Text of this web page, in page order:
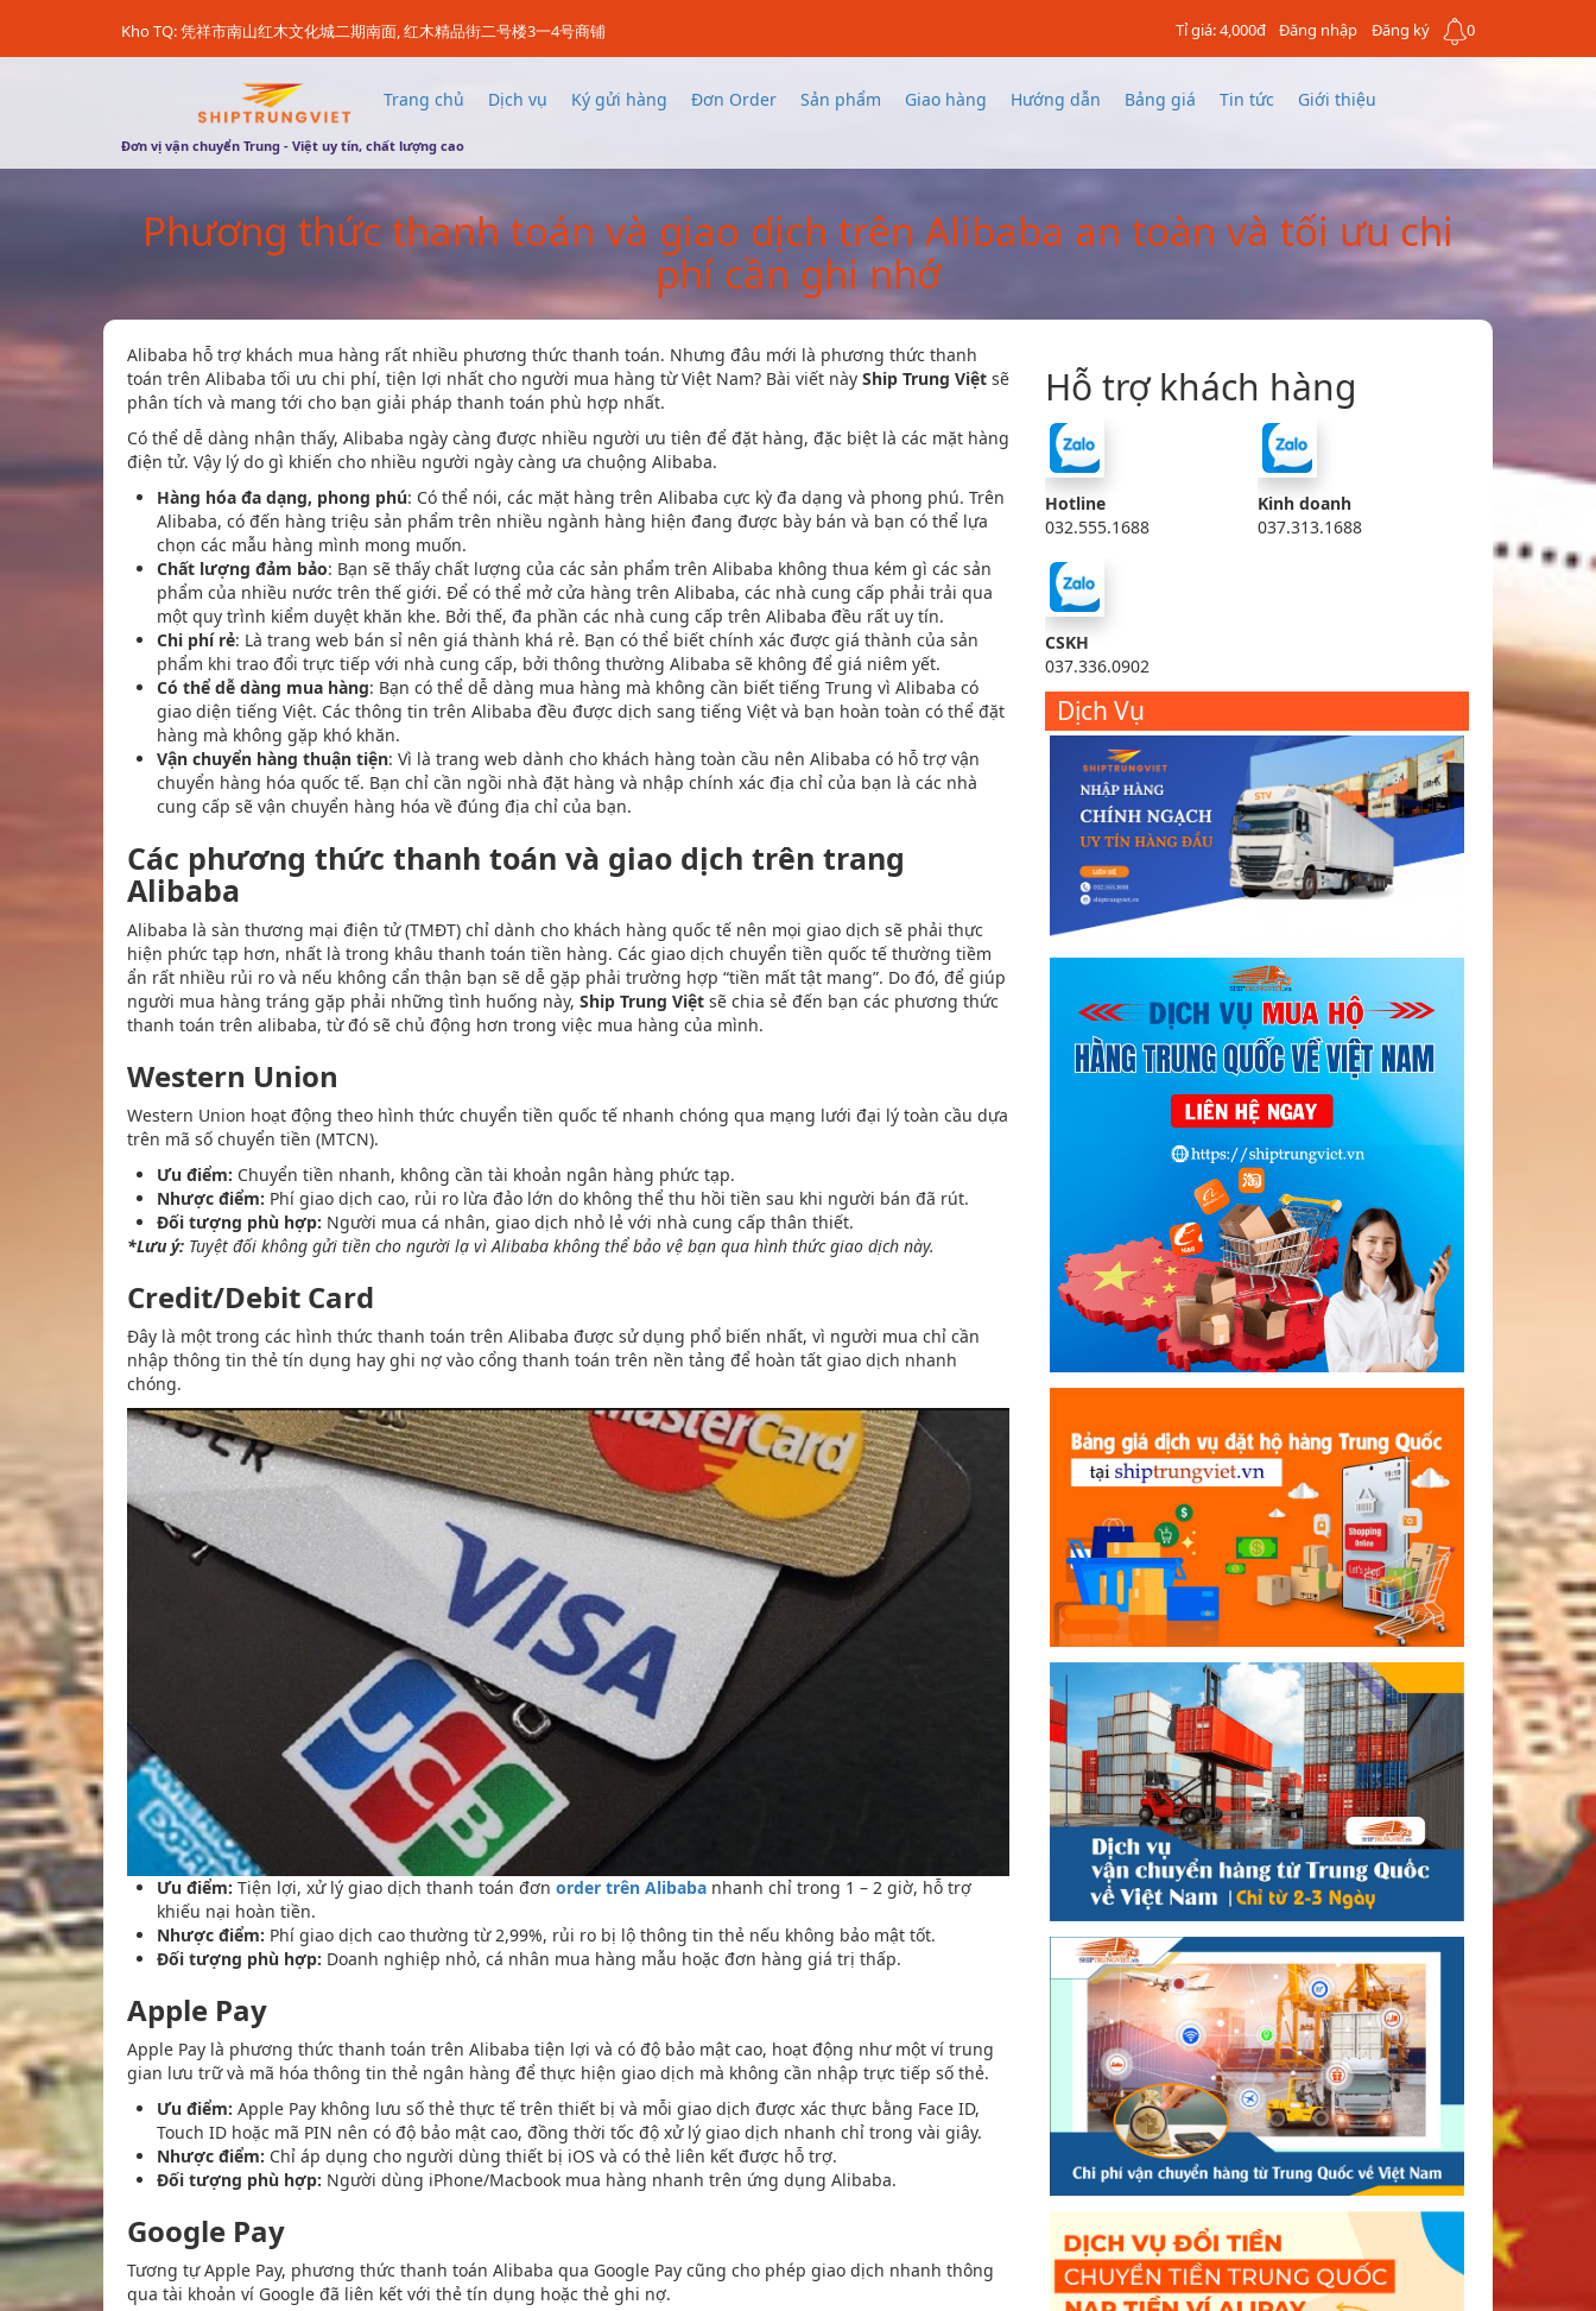
Kho TQ: 凭祥市南山红木文化城二期南面, 红木精品街二号楼3一4号商铺 Tỉ giá: 4,000đ Đăng nhập Đăng ký 0
Trang chủ Dịch vụ Ký gửi hàng Đơn Order Sản phẩm Giao hàng Hướng dẫn Bảng giá Tin tức Giới thiệu
Đơn vị vận chuyển Trung - Việt uy tín, chất lượng cao
Phương thức thanh toán và giao dịch trên Alibaba an toàn và tối ưu chi
phí cần ghi nhớ
Alibaba hỗ trợ khách mua hàng rất nhiều phương thức thanh toán. Nhưng đâu mới là phương thức thanh
toán trên Alibaba tối ưu chi phí, tiện lợi nhất cho người mua hàng từ Việt Nam? Bài viết này Ship Trung Việt sẽ
phân tích và mang tới cho bạn giải pháp thanh toán phù hợp nhất.
Có thể dễ dàng nhận thấy, Alibaba ngày càng được nhiều người ưu tiên để đặt hàng, đặc biệt là các mặt hàng
điện tử. Vậy lý do gì khiến cho nhiều người ngày càng ưa chuộng Alibaba.
Hàng hóa đa dạng, phong phú: Có thể nói, các mặt hàng trên Alibaba cực kỳ đa dạng và phong phú. Trên
Alibaba, có đến hàng triệu sản phẩm trên nhiều ngành hàng hiện đang được bày bán và bạn có thể lựa
chọn các mẫu hàng mình mong muốn.
Chất lượng đảm bảo: Bạn sẽ thấy chất lượng của các sản phẩm trên Alibaba không thua kém gì các sản
phẩm của nhiều nước trên thế giới. Để có thể mở cửa hàng trên Alibaba, các nhà cung cấp phải trải qua
một quy trình kiểm duyệt khăn khe. Bởi thế, đa phần các nhà cung cấp trên Alibaba đều rất uy tín.
Chi phí rẻ: Là trang web bán sỉ nên giá thành khá rẻ. Bạn có thể biết chính xác được giá thành của sản
phẩm khi trao đổi trực tiếp với nhà cung cấp, bởi thông thường Alibaba sẽ không để giá niêm yết.
Có thể dễ dàng mua hàng: Bạn có thể dễ dàng mua hàng mà không cần biết tiếng Trung vì Alibaba có
giao diện tiếng Việt. Các thông tin trên Alibaba đều được dịch sang tiếng Việt và bạn hoàn toàn có thể đặt
hàng mà không gặp khó khăn.
Vận chuyển hàng thuận tiện: Vì là trang web dành cho khách hàng toàn cầu nên Alibaba có hỗ trợ vận
chuyển hàng hóa quốc tế. Bạn chỉ cần ngồi nhà đặt hàng và nhập chính xác địa chỉ của bạn là các nhà
cung cấp sẽ vận chuyển hàng hóa về đúng địa chỉ của bạn.
Các phương thức thanh toán và giao dịch trên trang
Alibaba
Alibaba là sàn thương mại điện tử (TMĐT) chỉ dành cho khách hàng quốc tế nên mọi giao dịch sẽ phải thực
hiện phức tạp hơn, nhất là trong khâu thanh toán tiền hàng. Các giao dịch chuyển tiền quốc tế thường tiềm
ẩn rất nhiều rủi ro và nếu không cẩn thận bạn sẽ dễ gặp phải trường hợp “tiền mất tật mang”. Do đó, để giúp
người mua hàng tráng gặp phải những tình huống này, Ship Trung Việt sẽ chia sẻ đến bạn các phương thức
thanh toán trên alibaba, từ đó sẽ chủ động hơn trong việc mua hàng của mình.
Western Union
Western Union hoạt động theo hình thức chuyển tiền quốc tế nhanh chóng qua mạng lưới đại lý toàn cầu dựa
trên mã số chuyển tiền (MTCN).
Ưu điểm: Chuyển tiền nhanh, không cần tài khoản ngân hàng phức tạp.
Nhược điểm: Phí giao dịch cao, rủi ro lừa đảo lớn do không thể thu hồi tiền sau khi người bán đã rút.
Đối tượng phù hợp: Người mua cá nhân, giao dịch nhỏ lẻ với nhà cung cấp thân thiết.
*Lưu ý: Tuyệt đối không gửi tiền cho người lạ vì Alibaba không thể bảo vệ bạn qua hình thức giao dịch này.
Credit/Debit Card
Đây là một trong các hình thức thanh toán trên Alibaba được sử dụng phổ biến nhất, vì người mua chỉ cần
nhập thông tin thẻ tín dụng hay ghi nợ vào cổng thanh toán trên nền tảng để hoàn tất giao dịch nhanh
chóng.
Ưu điểm: Tiện lợi, xử lý giao dịch thanh toán đơn order trên Alibaba nhanh chỉ trong 1 – 2 giờ, hỗ trợ
khiếu nại hoàn tiền.
Nhược điểm: Phí giao dịch cao thường từ 2,99%, rủi ro bị lộ thông tin thẻ nếu không bảo mật tốt.
Đối tượng phù hợp: Doanh nghiệp nhỏ, cá nhân mua hàng mẫu hoặc đơn hàng giá trị thấp.
Apple Pay
Apple Pay là phương thức thanh toán trên Alibaba tiện lợi và có độ bảo mật cao, hoạt động như một ví trung
gian lưu trữ và mã hóa thông tin thẻ ngân hàng để thực hiện giao dịch mà không cần nhập trực tiếp số thẻ.
Ưu điểm: Apple Pay không lưu số thẻ thực tế trên thiết bị và mỗi giao dịch được xác thực bằng Face ID,
Touch ID hoặc mã PIN nên có độ bảo mật cao, đồng thời tốc độ xử lý giao dịch nhanh chỉ trong vài giây.
Nhược điểm: Chỉ áp dụng cho người dùng thiết bị iOS và có thẻ liên kết được hỗ trợ.
Đối tượng phù hợp: Người dùng iPhone/Macbook mua hàng nhanh trên ứng dụng Alibaba.
Google Pay
Tương tự Apple Pay, phương thức thanh toán Alibaba qua Google Pay cũng cho phép giao dịch nhanh thông
qua tài khoản ví Google đã liên kết với thẻ tín dụng hoặc thẻ ghi nợ.
Hỗ trợ khách hàng
Hotline
032.555.1688
Kinh doanh
037.313.1688
CSKH
037.336.0902
Dịch Vụ